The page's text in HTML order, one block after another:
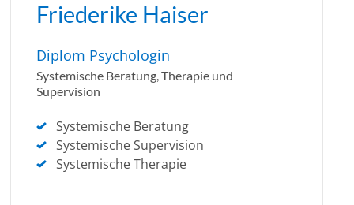
Friederike Haiser
Diplom Psychologin
Systemische Beratung, Therapie und
Supervision
Systemische Beratung
Systemische Supervision
Systemische Therapie